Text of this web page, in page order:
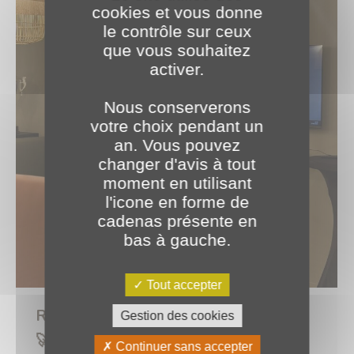
Retour sur PLANETB 2024, go 2025
🚀
cookies et vous donne
le contrôle sur ceux
que vous souhaitez
activer.
Nous conserverons
votre choix pendant un
an. Vous pouvez
changer d'avis à tout
moment en utilisant
l'icone en forme de
cadenas présente en
bas à gauche.
Tout accepter
Gestion des cookies
Continuer sans accepter